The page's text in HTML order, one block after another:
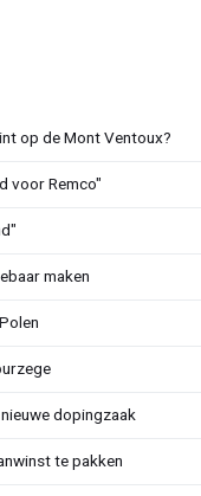
op de Mont Ventoux?
voor Remco"
maken
dopingzaak
te pakken